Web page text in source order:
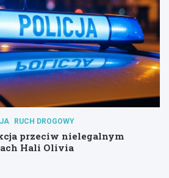
RUCH DROGOWY
przeciw nielegalnym
Hali Olivia